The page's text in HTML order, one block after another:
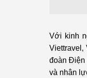
Với kinh
Viettravel,
đoàn Điện
và nhân